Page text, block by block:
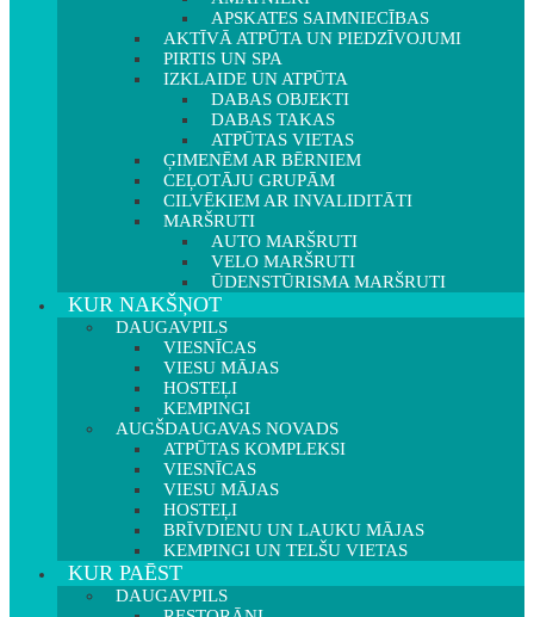
APSKATES SAIMNIECĪBAS
AKTĪVĀ ATPŪTA UN PIEDZĪVOJUMI
PIRTIS UN SPA
IZKLAIDE UN ATPŪTA
DABAS OBJEKTI
DABAS TAKAS
ATPŪTAS VIETAS
ĢIMENĒM AR BĒRNIEM
CEĻOTĀJU GRUPĀM
CILVĒKIEM AR INVALIDITĀTI
MARŠRUTI
AUTO MARŠRUTI
VELO MARŠRUTI
ŪDENSTŪRISMA MARŠRUTI
KUR NAKŠŅOT
DAUGAVPILS
VIESNĪCAS
VIESU MĀJAS
HOSTEĻI
KEMPINGI
AUGŠDAUGAVAS NOVADS
ATPŪTAS KOMPLEKSI
VIESNĪCAS
VIESU MĀJAS
HOSTEĻI
BRĪVDIENU UN LAUKU MĀJAS
KEMPINGI UN TELŠU VIETAS
KUR PAĒST
DAUGAVPILS